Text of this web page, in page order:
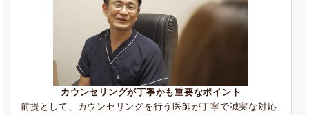
カウンセリングが丁寧かも重要なポイント
前提として、カウンセリングを行う医師が丁寧で誠実な対応